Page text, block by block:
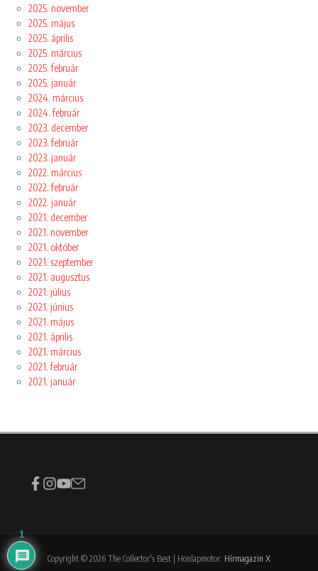
2025. november
2025. május
2025. április
2025. március
2025. február
2025. január
2024. március
2024. február
2023. december
2023. február
2023. január
2022. március
2022. február
2022. január
2021. december
2021. november
2021. október
2021. szeptember
2021. augusztus
2021. július
2021. június
2021. május
2021. április
2021. március
2021. február
2021. január
Copyright © 2026 The Collector's Best | Honlapmotor: Hírmagazin X
1